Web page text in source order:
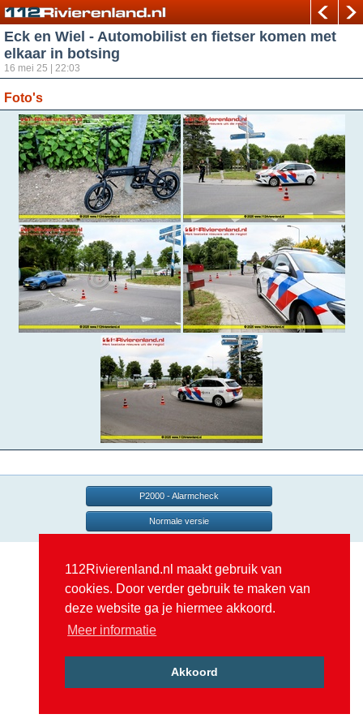
112Rivierenland.nl maakt gebruik van
cookies. Door verder gebruik te maken van
deze website ga je hiermee akkoord.
Meer informatie
Akkoord
Eck en Wiel - Automobilist en fietser komen met
elkaar in botsing
16 mei 25 | 22:03
Foto's
P2000 - Alarmcheck
Normale versie